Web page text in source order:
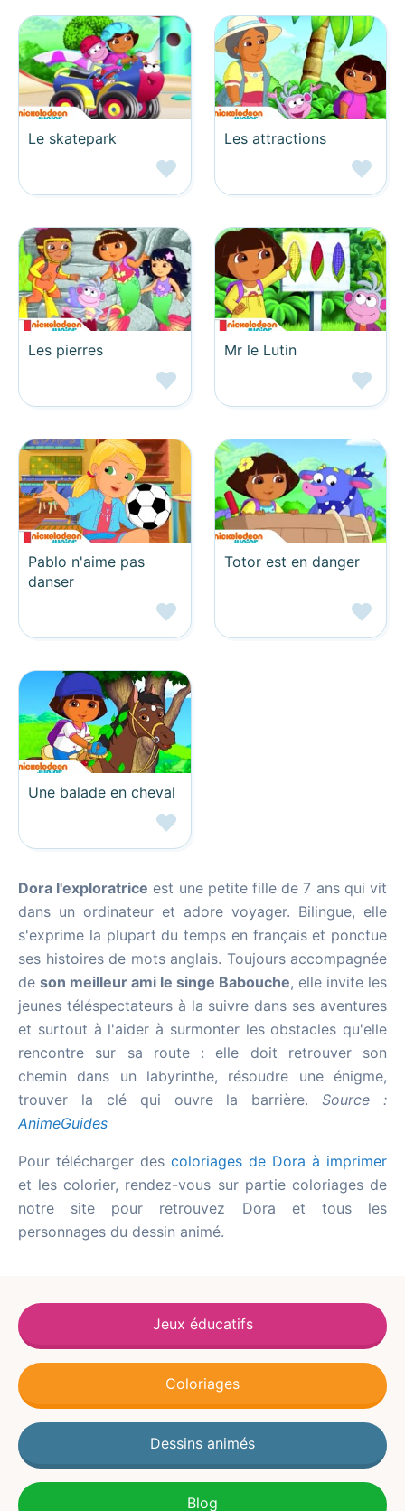
Le skatepark Les attractions
Les pierres Mr le Lutin
Pablo n'aime pas
danser
Totor est en danger
Une balade en cheval
Dora l'exploratrice est une petite fille de 7 ans qui vit
dans un ordinateur et adore voyager. Bilingue, elle
s'exprime la plupart du temps en français et ponctue
ses histoires de mots anglais. Toujours accompagnée
de son meilleur ami le singe Babouche, elle invite les
jeunes téléspectateurs à la suivre dans ses aventures
et surtout à l'aider à surmonter les obstacles qu'elle
rencontre sur sa route : elle doit retrouver son
chemin dans un labyrinthe, résoudre une énigme,
trouver la clé qui ouvre la barrière.Source :
AnimeGuides
Pour télécharger des coloriages de Dora à imprimer
et les colorier, rendez-vous sur partie coloriages de
notre site pour retrouvez Dora et tous les
personnages du dessin animé.
Jeux éducatifs
Coloriages
Dessins animés
Blog